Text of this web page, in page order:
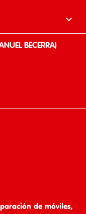

BECERRA)
de móviles,